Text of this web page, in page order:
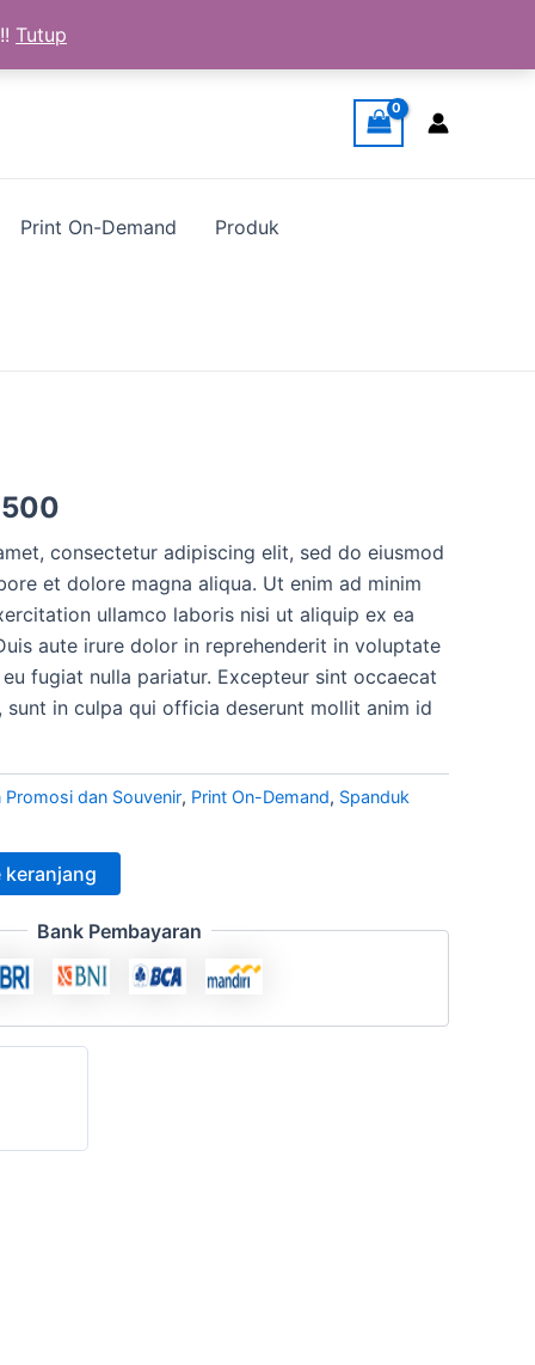
Tutup
Print On-Demand Produk
ini
adalah:
Rp12.500.
consectetur adipiscing elit, sed do eiusmod
et dolore magna aliqua. Ut enim ad minim
ullamco laboris nisi ut aliquip ex ea
aute irure dolor in reprehenderit in voluptate
fugiat nulla pariatur. Excepteur sint occaecat
in culpa qui officia deserunt mollit anim id
Promosi dan Souvenir, Print On-Demand, Spanduk
keranjang
Bank Pembayaran